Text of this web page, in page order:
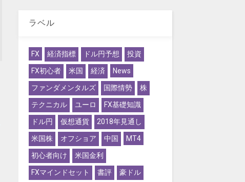
ラベル
FX 経済指標 ドル円予想 投資
FX初心者 米国 経済 News
ファンダメンタルズ 国際情勢 株
テクニカル ユーロ FX基礎知識
ドル円 仮想通貨 2018年見通し
米国株 オフショア 中国 MT4
初心者向け 米国金利
FXマインドセット 書評 豪ドル